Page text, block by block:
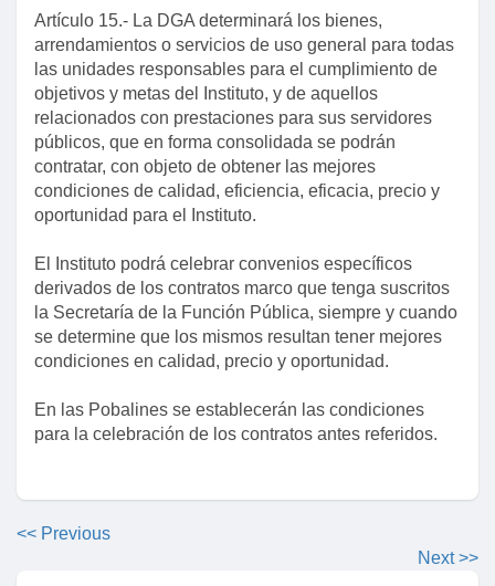
Artículo 15.- La DGA determinará los bienes,
arrendamientos o servicios de uso general para todas
las unidades responsables para el cumplimiento de
objetivos y metas del Instituto, y de aquellos
relacionados con prestaciones para sus servidores
públicos, que en forma consolidada se podrán
contratar, con objeto de obtener las mejores
condiciones de calidad, eficiencia, eficacia, precio y
oportunidad para el Instituto.
El Instituto podrá celebrar convenios específicos
derivados de los contratos marco que tenga suscritos
la Secretaría de la Función Pública, siempre y cuando
se determine que los mismos resultan tener mejores
condiciones en calidad, precio y oportunidad.
En las Pobalines se establecerán las condiciones
para la celebración de los contratos antes referidos.
<< Previous
Next >>
Título primero
Artículo 1
Artículo 2
Artículo 3
Artículo 5
Artículo 8